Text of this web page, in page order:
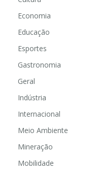
Economia
Educação
Esportes
Gastronomia
Geral
Indústria
Internacional
Meio Ambiente
Mineração
Mobilidade